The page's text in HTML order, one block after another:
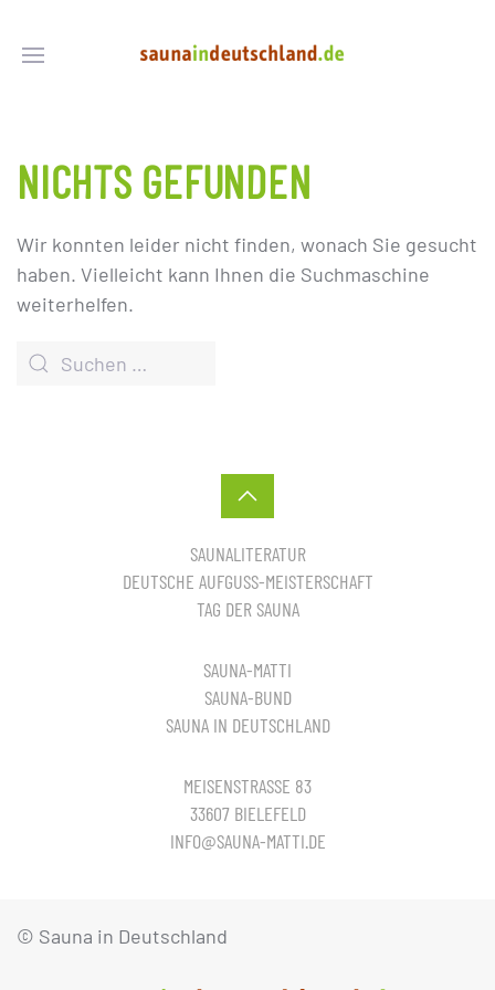
NICHTS GEFUNDEN
Wir konnten leider nicht finden, wonach Sie gesucht
haben. Vielleicht kann Ihnen die Suchmaschine
weiterhelfen.
SAUNALITERATUR
DEUTSCHE AUFGUSS-MEISTERSCHAFT
TAG DER SAUNA
SAUNA-MATTI
SAUNA-BUND
SAUNA IN DEUTSCHLAND
MEISENSTRASSE 83
33607 BIELEFELD
INFO@SAUNA-MATTI.DE
© Sauna in Deutschland